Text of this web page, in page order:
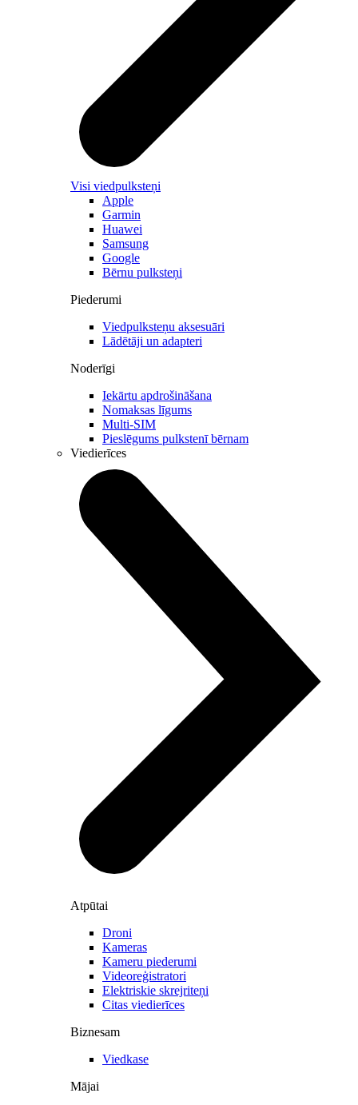
Visi viedpulksteņi
Apple
Garmin
Huawei
Samsung
Google
Bērnu pulksteņi
Piederumi
Viedpulksteņu aksesuāri
Lādētāji un adapteri
Noderīgi
Iekārtu apdrošināšana
Nomaksas līgums
Multi-SIM
Pieslēgums pulkstenī bērnam
Viedierīces
Atpūtai
Droni
Kameras
Kameru piederumi
Videoreģistratori
Elektriskie skrejriteņi
Citas viedierīces
Biznesam
Viedkase
Mājai